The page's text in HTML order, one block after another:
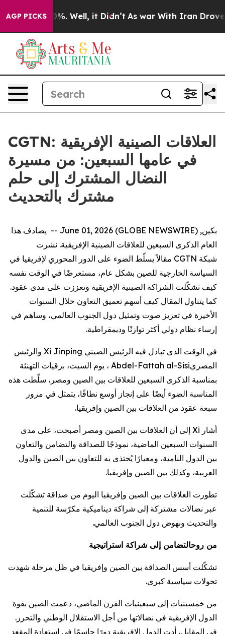
AGP PICKS40%. Well, it Didn’t As war With Iran Drove oil
CGTN: العلاقات الصينية الإفريقية
في عامها السبعين: من مسيرة
النضال المشترك إلى حلم
مشترك بالتحديث
بكين, June 01, 2026 (GLOBE NEWSWIRE) --
يصادف هذا
العام الذكرى السبعين للعلاقات الصينية الإفريقية. نشرت
شبكة CGTN مقالاً يسلّط الضوء على الدور المحوري لإفريقيا في
السياسة الخارجية للصين بشكل عام، مستعرضًا في الوقت نفسه
كيف تشكّلت الشراكة الصينية الإفريقية وتعززت على مدى عقود.
كما يتناول المقال كيف أسهم تعميق التعاون خلال السنوات
الأخيرة في تعزيز صوت وتمثيل دول الجنوب العالمي، وساهم في
إرساء نظام دولي أكثر توازنًا وديمقراطية.
في الوقت الذي تبادل فيه الرئيس الصيني Xi Jinping والرئيس
المصريAbdel-Fattah al-Sisi ، يوم السبت، برقيات التهنئة
بمناسبة الذكرى السبعين للعلاقات بين الصين ومصر، سلّطت هذه
المناسبة الضوء أيضًا على إنجاز أوسع نطاقًا، يتمثل في مرور
سبعة عقود من العلاقات بين الصين وإفريقيا.
أشار Xi إلى أن العلاقات بين الصين ومصر أصبحت، على مدى
السنوات السبعين الماضية، نموذجًا للصداقة والتضامن والتعاون
بين الدول النامية، ومعيارًا يُحتذى به للتعاون بين الصين والدول
العربية، وكذلك بين الصين وإفريقيا.
تطورت العلاقات بين الصين وإفريقيا اليوم من صداقة تشكّلت
عبر نضالات مشتركة إلى شراكة ديناميكية مكرّسة للتنمية
والتحديث ونهوض دول الجنوب العالمي.
من روحالتضامن إلى شراكة استراتيجية
تشكّلت أسس الصداقة بين الصين وإفريقيا في ظل مرحلة شهدت
تحولات سياسية كبرى.
من خمسينيات إلى سبعينيات القرن الماضي، دعمت الصين بقوة
الدول الإفريقية في نضالاتها من أجل الاستقلال الوطني والتحرر.
في المقابل، أدت الدول الإفريقية دورًا حاسمًا في استعادة المقعد